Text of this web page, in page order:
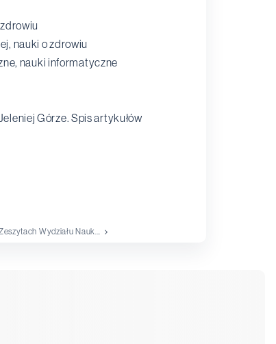
nauki o zdrowiu
nauki informatyczne
Górze. Spis artykułów
Wydziału Nauk...